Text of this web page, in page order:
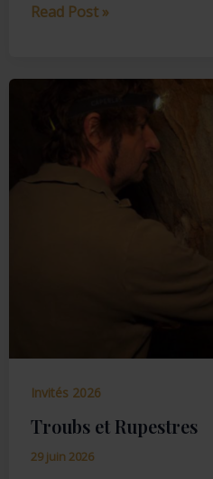
Poètes
Rock
Read Post »
Invités 2026
Troubs et Rupestres
29 juin 2026